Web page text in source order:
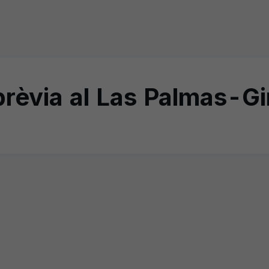
al Las Palmas-